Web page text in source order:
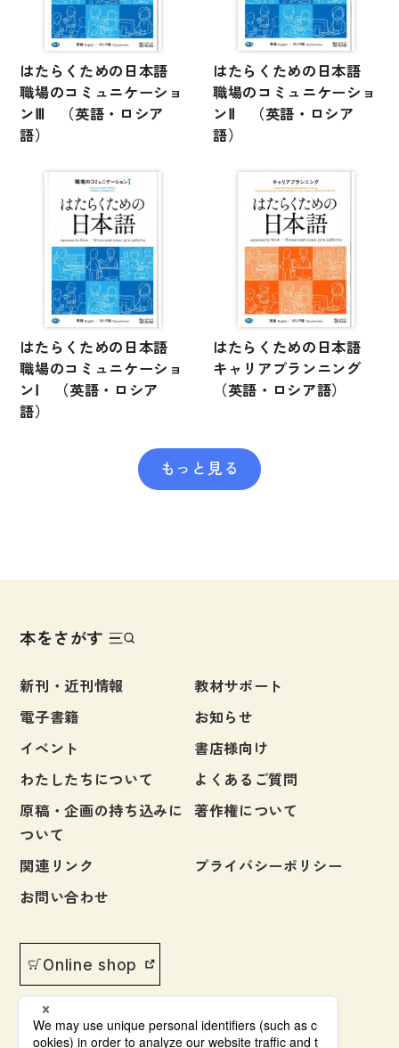
日本語教育事情
異文化間コミュニケーション
多言語社会・言語政策
言語の諸相
定期刊行物
はたらくための日本語
職場のコミュニケーショ
ンⅢ （英語・ロシア
語）
はたらくための日本語
職場のコミュニケーショ
ンⅡ （英語・ロシア
語）
はたらくための日本語
職場のコミュニケーショ
ンⅠ （英語・ロシア
語）
はたらくための日本語
キャリアプランニング
（英語・ロシア語）
もっと見る
本をさがす
新刊・近刊情報
教材サポート
電子書籍
お知らせ
イベント
書店様向け
わたしたちについて
よくあるご質問
原稿・企画の持ち込みに
ついて
著作権について
関連リンク
プライバシーポリシー
お問い合わせ
Online shop